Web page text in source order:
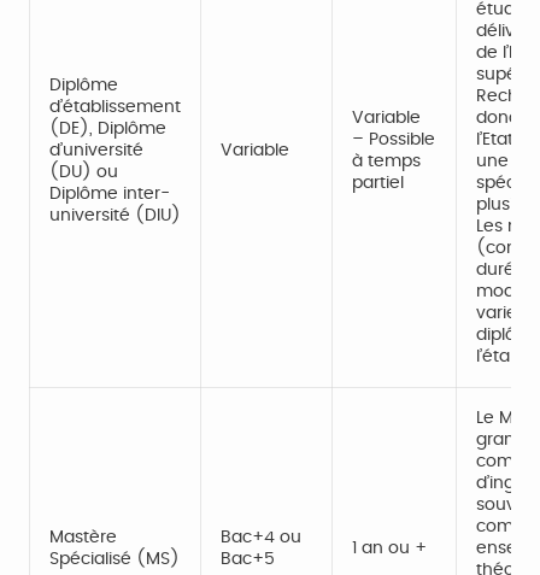
Diplôme
d’établissement
(DE), Diplôme
d’université
(DU) ou
Diplôme inter-
université (DIU)
Variable
Variable
– Possible
à temps
partiel
études.
délivré
de
donc
l’Etat.
une
Les
durée
mode
varient
Mastère
Spécialisé (MS)
Bac+4 ou
Bac+5
1 an ou +
Le MS